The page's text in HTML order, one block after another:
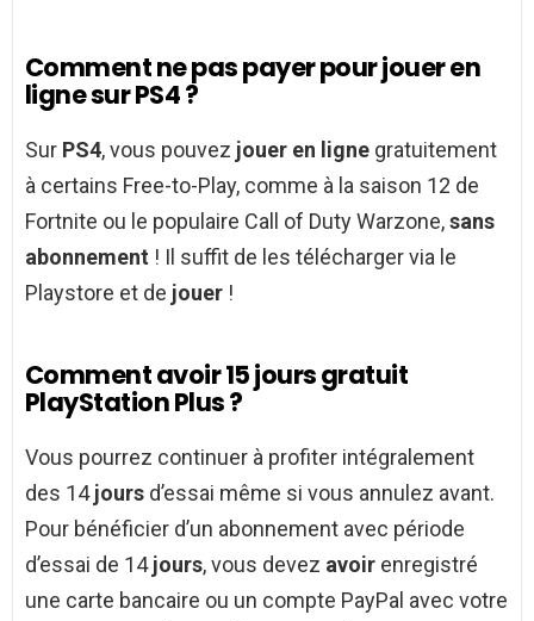
Comment ne pas payer pour jouer en
ligne sur PS4 ?
Sur PS4, vous pouvez jouer en ligne gratuitement
à certains Free-to-Play, comme à la saison 12 de
Fortnite ou le populaire Call of Duty Warzone,sans
abonnement ! Il suffit de les télécharger via le
Playstore et de jouer !
Comment avoir 15 jours gratuit
PlayStation Plus ?
Vous pourrez continuer à profiter intégralement
des 14jours d’essai même si vous annulez avant.
Pour bénéficier d’un abonnement avec période
d’essai de 14jours, vous devez avoir enregistré
une carte bancaire ou un compte PayPal avec votre